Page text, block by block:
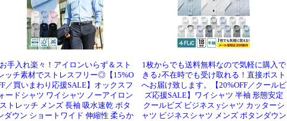
手入れ楽々！アイロンいらず＆スト
ッチ素材でストレスフリー◎【15%O
／買いまわり応援SALE】オックスフ
ードシャツ ワイシャツ ノーアイロン
ストレッチ メンズ 長袖 吸水速乾 ボタ
ダウン ショートワイド 伸縮性 柔らか
1枚からでも送料無料なので気軽に購入で
きる♪不在時でも受け取れる！直接ポスト
へお届け致します。【20%OFF／クールビ
ズ応援SALE】ワイシャツ 半袖 形態安定
クールビズ ビジネス yシャツ カッターシ
ャツ ビジネスシャツ メンズ ボタンダウン